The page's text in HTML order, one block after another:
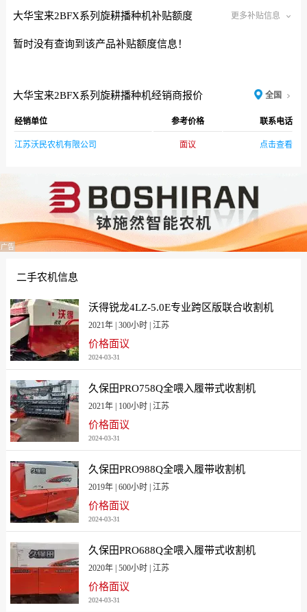
大华宝来2BFX系列旋耕播种机补贴额度 更多补贴信息
暂时没有查询到该产品补贴额度信息！
大华宝来2BFX系列旋耕播种机经销商报价 全国
经销单位 参考价格 联系电话
江苏沃民农机有限公司 面议 点击查看
广告
二手农机信息
沃得锐龙4LZ-5.0E专业跨区版联合收割机
2021年 | 300小时 | 江苏
价格面议
2024-03-31
久保田PRO758Q全喂入履带式收割机
2021年 | 100小时 | 江苏
价格面议
2024-03-31
久保田PRO988Q全喂入履带收割机
2019年 | 600小时 | 江苏
价格面议
2024-03-31
久保田PRO688Q全喂入履带式收割机
2020年 | 500小时 | 江苏
价格面议
2024-03-31